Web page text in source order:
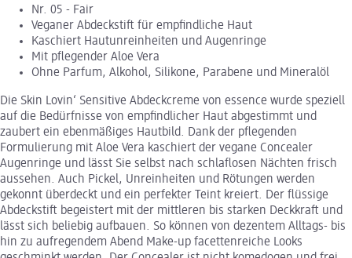
Nr. 05 - Fair
Veganer Abdeckstift für empfindliche Haut
Kaschiert Hautunreinheiten und Augenringe
Mit pflegender Aloe Vera
Ohne Parfum, Alkohol, Silikone, Parabene und Mineralöl
Die Skin Lovin‘ Sensitive Abdeckcreme von essence wurde speziell
auf die Bedürfnisse von empfindlicher Haut abgestimmt und
zaubert ein ebenmäßiges Hautbild. Dank der pflegenden
Formulierung mit Aloe Vera kaschiert der vegane Concealer
Augenringe und lässt Sie selbst nach schlaflosen Nächten frisch
aussehen. Auch Pickel, Unreinheiten und Rötungen werden
gekonnt überdeckt und ein perfekter Teint kreiert. Der flüssige
Abdeckstift begeistert mit der mittleren bis starken Deckkraft und
lässt sich beliebig aufbauen. So können von dezentem Alltags- bis
hin zu aufregendem Abend Make-up facettenreiche Looks